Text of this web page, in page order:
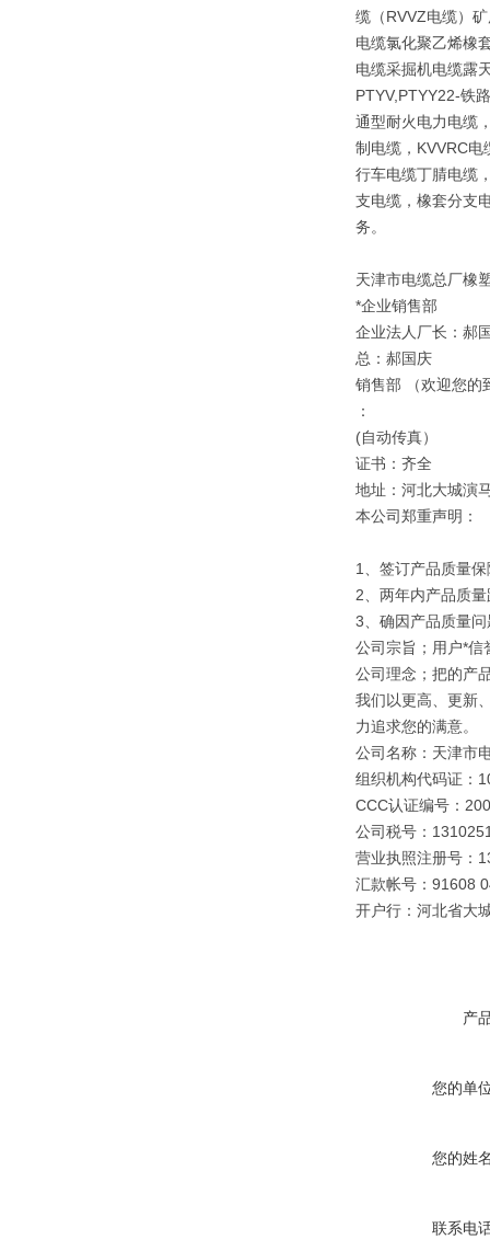
缆（RVVZ电缆）
电缆氯化聚乙烯橡
电缆采掘机电缆露
PTYV,PTYY22-铁
通型耐火电力电缆
制电缆，KVVRC
行车电缆丁腈电缆
支电缆，橡套分支
务。
天津市电缆总厂橡
*企业销售部
企业法人厂长：郝
总：郝国庆
销售部 （欢迎您的
：
(自动传真）
证书：齐全
地址：河北大城演
本公司郑重声明：
1、签订产品质量
2、两年内产品质
3、确因产品质量
公司宗旨；用户*信
公司理念；把的产
我们以更高、更新
力追求您的满意。
公司名称：天津市
组织机构代码证：
CCC认证编号：
公司税号：
营业执照注册号：
汇款帐号：91608
开户行：河北省大
产
您的单
您的姓
联系电